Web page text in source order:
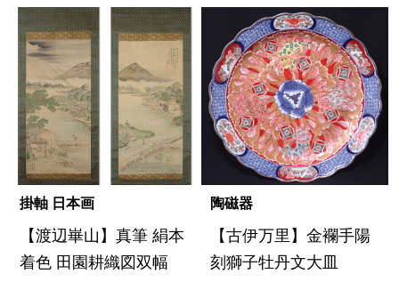
掛軸 日本画
【渡辺崋山】真筆 絹本
着色 田園耕織図双幅
陶磁器
【古伊万里】金襴手陽
刻獅子牡丹文大皿